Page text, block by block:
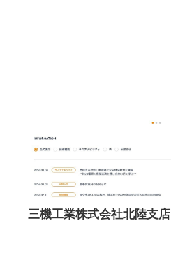
三機工業株式会社北陸支店